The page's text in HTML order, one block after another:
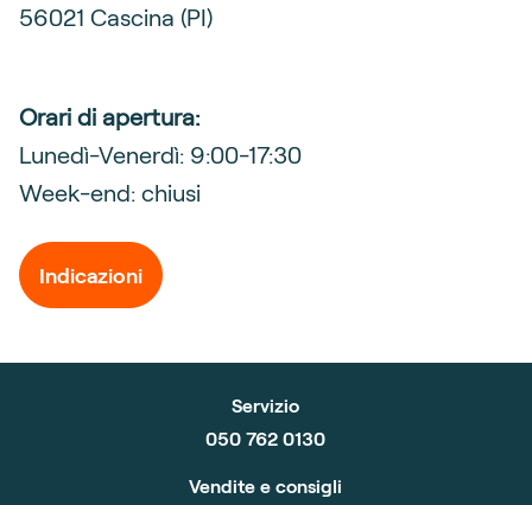
56021 Cascina (PI)
Orari di apertura:
Lunedì-Venerdì: 9:00-17:30
Week-end: chiusi
Indicazioni
Servizio
050 762 0130
Vendite e consigli